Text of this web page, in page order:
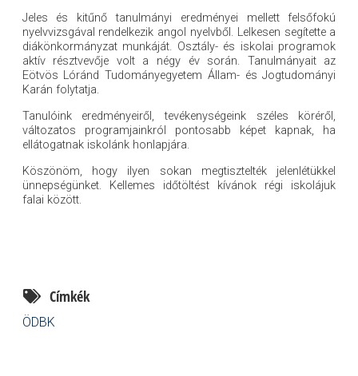
Jeles és kitűnő tanulmányi eredményei mellett felsőfokú
nyelvvizsgával rendelkezik angol nyelvből. Lelkesen segítette a
diákönkormányzat munkáját. Osztály- és iskolai programok
aktív résztvevője volt a négy év során. Tanulmányait az
Eötvös Lóránd Tudományegyetem Állam- és Jogtudományi
Karán folytatja.
Tanulóink eredményeiről, tevékenységeink széles köréről,
változatos programjainkról pontosabb képet kapnak, ha
ellátogatnak iskolánk honlapjára.
Köszönöm, hogy ilyen sokan megtisztelték jelenlétükkel
ünnepségünket. Kellemes időtöltést kívánok régi iskolájuk
falai között.
Címkék
ÖDBK